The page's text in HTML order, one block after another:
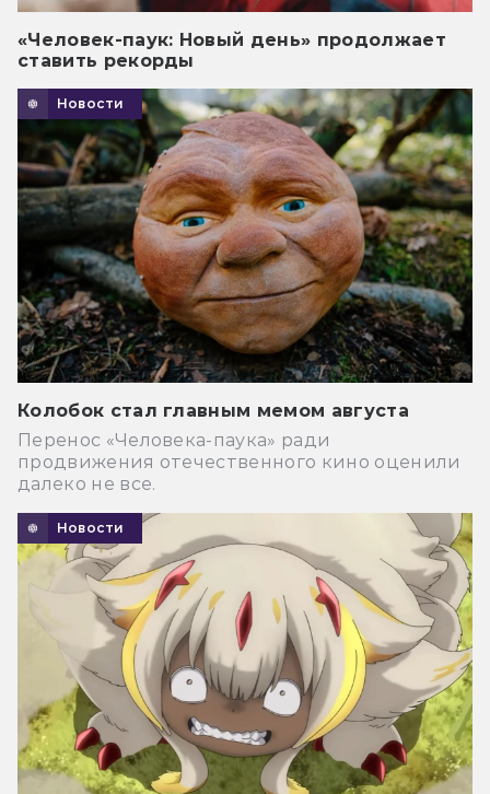
«Человек-паук: Новый день» продолжает
ставить рекорды
Новости
Колобок стал главным мемом августа
Перенос «Человека-паука» ради
продвижения отечественного кино оценили
далеко не все.
Новости